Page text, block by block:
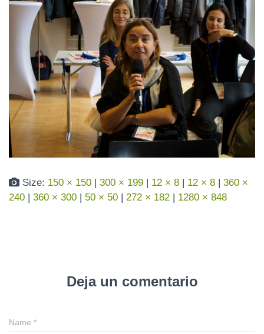
T
O
Size: 150 × 150 | 300 × 199 | 12 × 8 | 12 × 8 | 360 ×
240 | 360 × 300 | 50 × 50 | 272 × 182 | 1280 × 848
Deja un comentario
Name *